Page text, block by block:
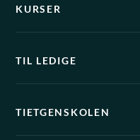
KURSER
TIL LEDIGE
TIETGENSKOLEN